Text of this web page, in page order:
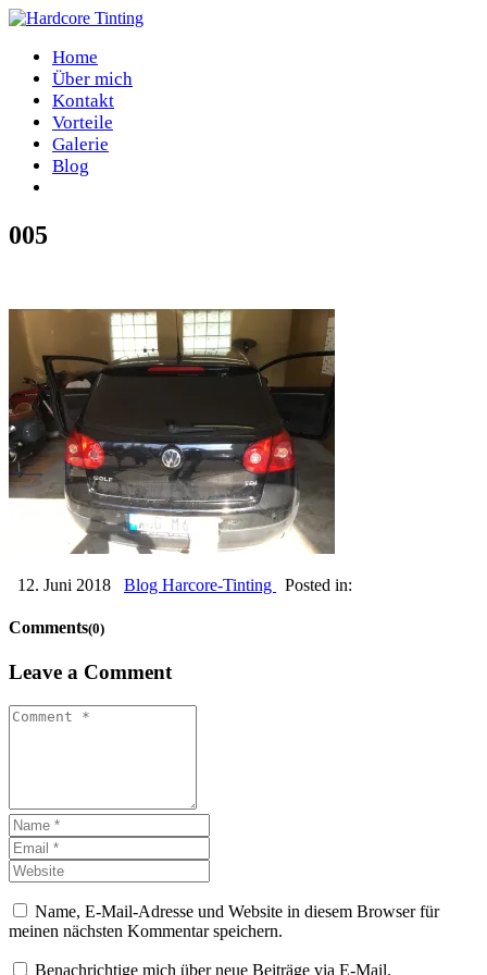
Home
Über mich
Kontakt
Vorteile
Galerie
Blog
005
12. Juni 2018 Blog Harcore-Tinting Posted in:
Comments(0)
Leave a Comment
Name, E-Mail-Adresse und Website in diesem Browser für
meinen nächsten Kommentar speichern.
Benachrichtige mich über neue Beiträge via E-Mail.